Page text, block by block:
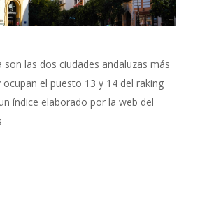
son las dos ciudades andaluzas más
ocupan el puesto 13 y 14 del raking
índice elaborado por la web del